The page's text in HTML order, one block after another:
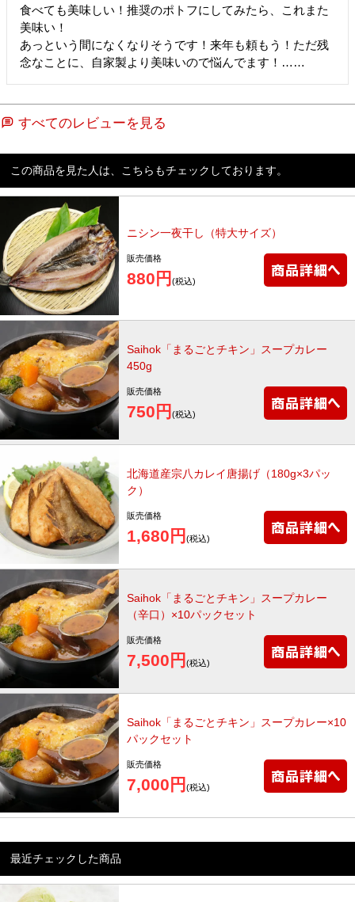
食べても美味しい！推奨のポトフにしてみたら、これまた
美味い！
あっという間になくなりそうです！来年も頼もう！ただ残
念なことに、自家製より美味いので悩んでます！……
すべてのレビューを見る
この商品を見た人は、こちらもチェックしております。
ニシン一夜干し（特大サイズ）
販売価格
880円 (税込)
Saihok「まるごとチキン」スープカレー
450g
販売価格
750円 (税込)
北海道産宗八カレイ唐揚げ（180g×3パッ
ク）
販売価格
1,680円 (税込)
Saihok「まるごとチキン」スープカレー
（辛口）×10パックセット
販売価格
7,500円 (税込)
Saihok「まるごとチキン」スープカレー×10
パックセット
販売価格
7,000円 (税込)
最近チェックした商品